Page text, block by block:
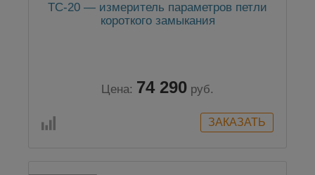
TC-20 — измеритель параметров петли
короткого замыкания
Цена: 74 290 руб.